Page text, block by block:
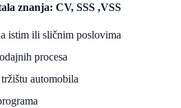
znanja: CV, SSS ,VSS
istim ili sličnim poslovima
procesa
automobila